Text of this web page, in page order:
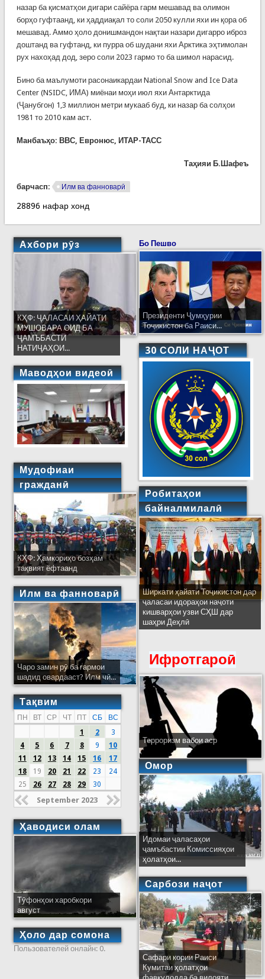
назар ба қисматҳои дигари сайёра гарм мешавад ва олимон
борҳо гуфтаанд, ки ҳаддиақал то соли 2050 кулли яхи ин қора об
мешавад. Аммо ҳоло донишмандон нақтаи назари дигарро иброз
доштанд ва гуфтанд, ки пурра об шудани яхи Арктика эҳтимолан
рух нахоҳад дод, зеро соли 2023 гармо то ба шимол нарасид.
Бино ба маълумоти расонаикардаи National Snow and Ice Data
Center (NSIDC, ИМА) миёнаи моҳи июл яхи Антарктида
(Ҷанубгон) 1,3 миллион метри мукааб буд, ки назар ба солҳои
1981 то 2010 кам аст.
Манбаъҳо: ВВС, Евронюс, ИТАР-ТАСС
Таҳияи Б.Шафеъ
барчасп: Илм ва фанноварӣ
28896 нафар хонд
Ахбори рӯз
КҲФ: ҶАЛАСАИ ҲАЙАТИ
МУШОВАРА ОИД БА
ҶАМЪБАСТИ
НАТИҶАҲОИ...
Маводҳои видеоӣ
Мудофиаи
гражданӣ
КҲФ: Ҳамкориҳо бозҳам
тақвият ёфтаанд
Илм ва фанноварӣ
Чаро замин рӯ ба гармои
шадид овардааст? Илм чӣ...
Тақвим
ПН ВТ СР ЧТ ПТ СБ
ВС
1
2
3
4
5 6 7 8 9
10
11
12 13 14 15 16
17
18
19 20 21 22 23
24
25
26 27 28 29 30
September 2023
Ҳаводиси олам
Тӯфонҳои харобкори
август
Ҳоло дар сомона
Пользователей онлайн: 0.
Бо Пешво
Президенти Ҷумҳурии
Тоҷикистон ба Раиси...
30 СОЛИ НАҶОТ
Робитаҳои
байналмилалӣ
Ширкати ҳайати Тоҷикистон дар
ҷаласаи идораҳои наҷоти
кишварҳои узви СҲШ дар
шаҳри Деҳлӣ
Ифротгароӣ
Терроризм вабои аср
Омор
Идомаи ҷаласаҳои
ҷамъбастии Комиссияҳои
ҳолатҳои...
Сарбози наҷот
Сафари кории Раиси
Кумитаи ҳолатҳои